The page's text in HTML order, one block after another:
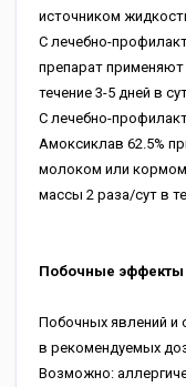
источником
С лечебно-
препарат
течение 3-5 дней в
С лечебно-
Амоксиклав 62.5%
молоком или кормом
массы 2 раза/сут в
Побочные эффекты
Побочных явлений и
в рекомендуемых
Возможно: